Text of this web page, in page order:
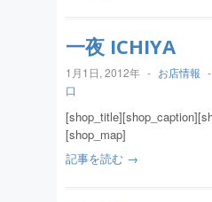
一夜 ICHIYA
1月1日, 2012年 - お店情報 -
口
[shop_map]
記事を読む →